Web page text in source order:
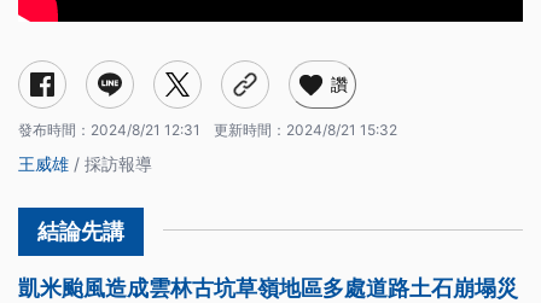
讚
發布時間： 2024/8/21 12:31 更新時間： 2024/8/21 15:32
王威雄 / 採訪報導
凱米颱風造成雲林古坑草嶺地區多處道路土石崩塌災